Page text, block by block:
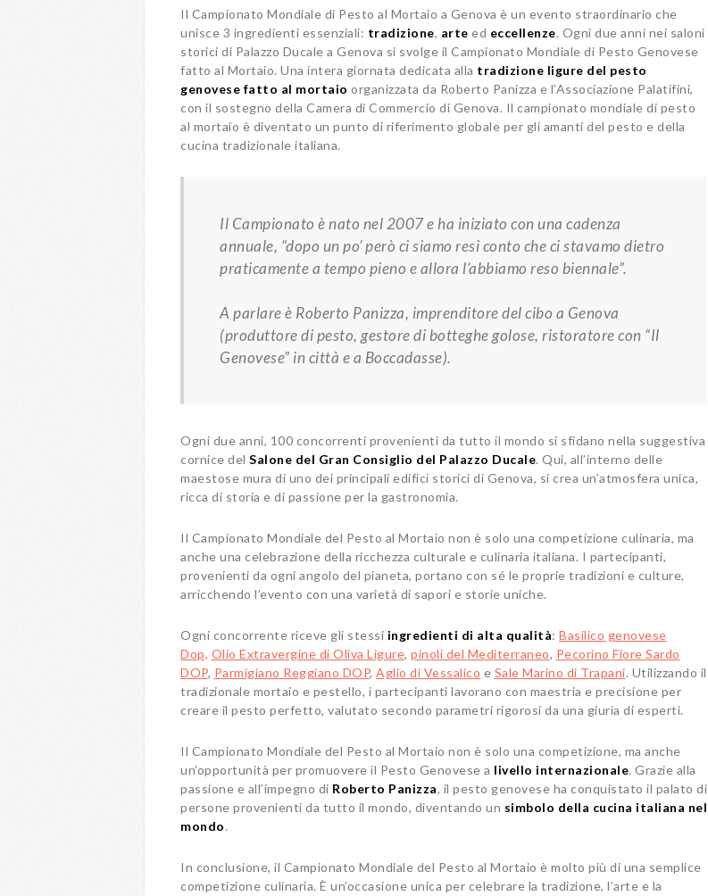
Il Campionato Mondiale di Pesto al Mortaio a Genova è un evento straordinario che
unisce 3 ingredienti essenziali: tradizione, arte ed eccellenze. Ogni due anni nei saloni
storici di Palazzo Ducale a Genova si svolge il Campionato Mondiale di Pesto Genovese
fatto al Mortaio. Una intera giornata dedicata alla tradizione ligure del pesto
genovese fatto al mortaio organizzata da Roberto Panizza e l’Associazione Palatifini,
con il sostegno della Camera di Commercio di Genova. Il campionato mondiale di pesto
al mortaio è diventato un punto di riferimento globale per gli amanti del pesto e della
cucina tradizionale italiana.
Il Campionato è nato nel 2007 e ha iniziato con una cadenza
annuale, “dopo un po’ però ci siamo resi conto che ci stavamo dietro
praticamente a tempo pieno e allora l’abbiamo reso biennale”.
A parlare è Roberto Panizza, imprenditore del cibo a Genova
(produttore di pesto, gestore di botteghe golose, ristoratore con “Il
Genovese” in città e a Boccadasse).
Ogni due anni, 100 concorrenti provenienti da tutto il mondo si sfidano nella suggestiva
cornice del Salone del Gran Consiglio del Palazzo Ducale. Qui, all’interno delle
maestose mura di uno dei principali edifici storici di Genova, si crea un’atmosfera unica,
ricca di storia e di passione per la gastronomia.
Il Campionato Mondiale del Pesto al Mortaio non è solo una competizione culinaria, ma
anche una celebrazione della ricchezza culturale e culinaria italiana. I partecipanti,
provenienti da ogni angolo del pianeta, portano con sé le proprie tradizioni e culture,
arricchendo l’evento con una varietà di sapori e storie uniche.
Ogni concorrente riceve gli stessi ingredienti di alta qualità: Basilico genovese
Dop, Olio Extravergine di Oliva Ligure, pinoli del Mediterraneo, Pecorino Fiore Sardo
DOP, Parmigiano Reggiano DOP, Aglio di Vessalico e Sale Marino di Trapani. Utilizzando il
tradizionale mortaio e pestello, i partecipanti lavorano con maestria e precisione per
creare il pesto perfetto, valutato secondo parametri rigorosi da una giuria di esperti.
Il Campionato Mondiale del Pesto al Mortaio non è solo una competizione, ma anche
un’opportunità per promuovere il Pesto Genovese a livello internazionale. Grazie alla
passione e all’impegno di Roberto Panizza, il pesto genovese ha conquistato il palato di
persone provenienti da tutto il mondo, diventando un simbolo della cucina italiana nel
mondo.
In conclusione, il Campionato Mondiale del Pesto al Mortaio è molto più di una semplice
competizione culinaria. È un’occasione unica per celebrare la tradizione, l’arte e la